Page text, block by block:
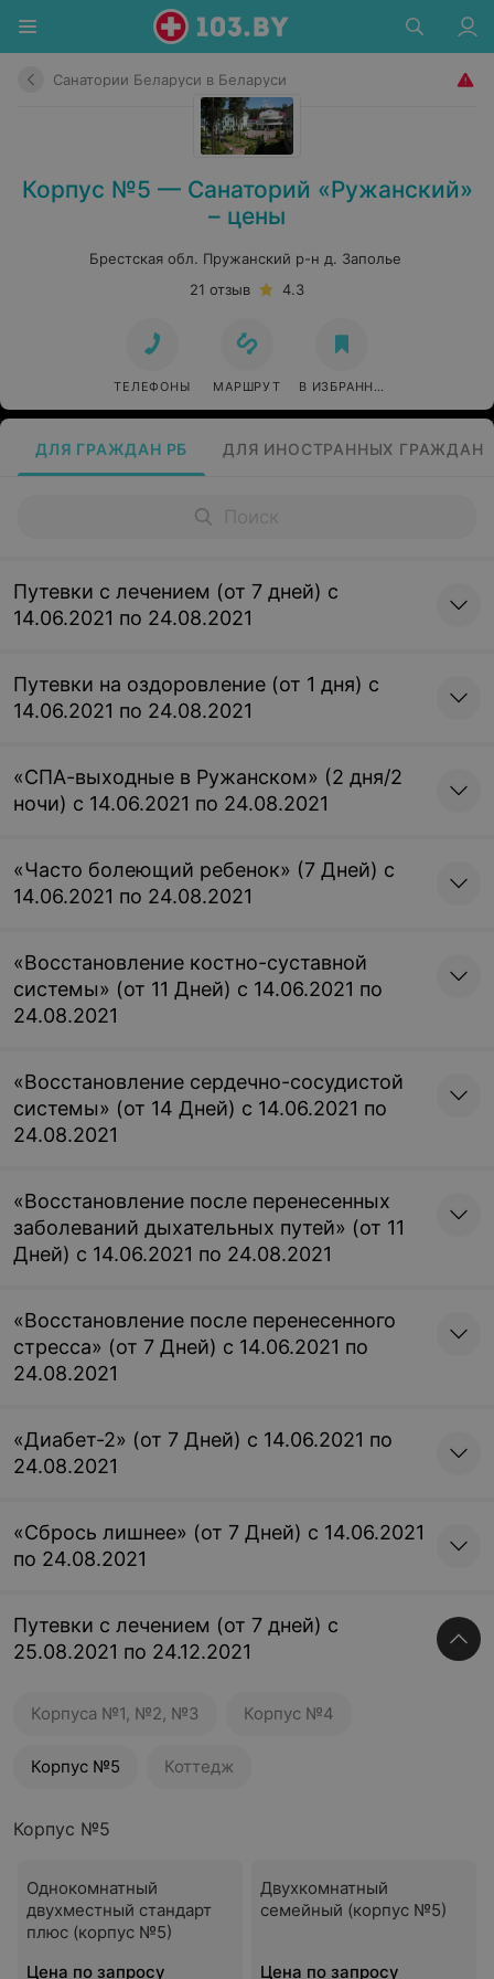
Санатории Беларуси в Беларуси
Корпус №5 — Санаторий «Ружанский»
– цены
Брестская обл. Пружанский р-н д. Заполье
21 отзыв
4.3
ТЕЛЕФОНЫ МАРШРУТ В ИЗБРАННОЕ
ДЛЯ ГРАЖДАН РБ ДЛЯ ИНОСТРАННЫХ ГРАЖДАН
Путевки с лечением (от 7 дней) с
14.06.2021 по 24.08.2021
Путевки на оздоровление (от 1 дня) с
14.06.2021 по 24.08.2021
«СПА-выходные в Ружанском» (2 дня/2
ночи) с 14.06.2021 по 24.08.2021
«Часто болеющий ребенок» (7 Дней) с
14.06.2021 по 24.08.2021
«Восстановление костно-суставной
системы» (от 11 Дней) с 14.06.2021 по
24.08.2021
«Восстановление сердечно-сосудистой
системы» (от 14 Дней) с 14.06.2021 по
24.08.2021
«Восстановление после перенесенных
заболеваний дыхательных путей» (от 11
Дней) с 14.06.2021 по 24.08.2021
«Восстановление после перенесенного
стресса» (от 7 Дней) с 14.06.2021 по
24.08.2021
«Диабет-2» (от 7 Дней) с 14.06.2021 по
24.08.2021
«Сбрось лишнее» (от 7 Дней) с 14.06.2021
по 24.08.2021
Путевки с лечением (от 7 дней) с
25.08.2021 по 24.12.2021
Корпуса №1, №2, №3 Корпус №4
Корпус №5 Коттедж
Корпус №5
Однокомнатный
двухместный стандарт
плюс (корпус №5)
Цена по запросу
Двухкомнатный
семейный (корпус №5)
Цена по запросу